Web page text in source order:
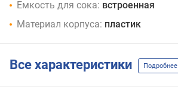
Емкость для сока: встроенная
Материал корпуса: пластик
Все характеристики Подробнее